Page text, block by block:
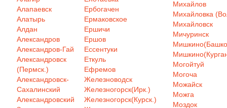
Алапаевск
Алатырь
Алдан
Александров
Александров-Гай
Александровск
(Пермск.)
Александровск-
Сахалинский
Александровский
Ербогачен
Ермаковское
Ершичи
Ершов
Ессентуки
Еткуль
Ефремов
Железноводск
Железногорск(Ирк.)
Железногорск(Курск.)
Михайлов
Михайловка
Михайловск
Мичуринск
Могойтуй
Могоча
Можайск
Можга
Моздок